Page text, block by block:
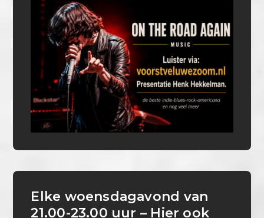
Elke woensdagavond van
21.00-23.00 uur – Hier ook